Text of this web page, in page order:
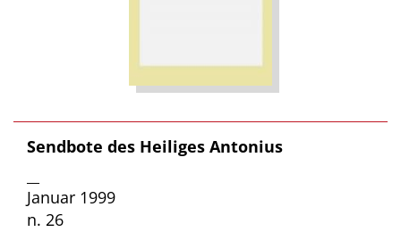
Sendbote des Heiliges Antonius
Januar 1999
n. 26